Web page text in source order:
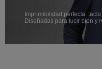
Imprimibilidad perfecta,
Diseñadas para lucir bien y